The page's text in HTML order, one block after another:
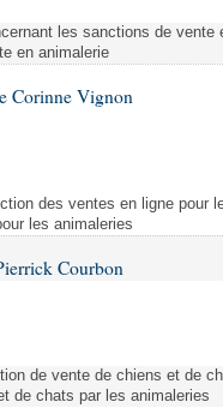
les sanctions de vente
en animalerie
Corinne Vignon
des ventes en ligne pour
les animaleries
Courbon
de vente de chiens et de
de chats par les animaleries